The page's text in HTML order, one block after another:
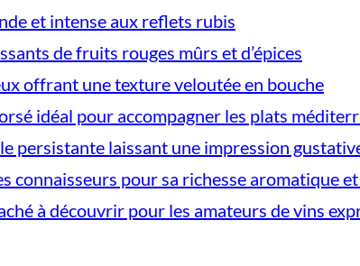
et intense aux reflets rubis
de fruits rouges mûrs et d’épices
offrant une texture veloutée en bouche
idéal pour accompagner les plats
persistante laissant une impression
connaisseurs pour sa richesse aromatique
à découvrir pour les amateurs de vins